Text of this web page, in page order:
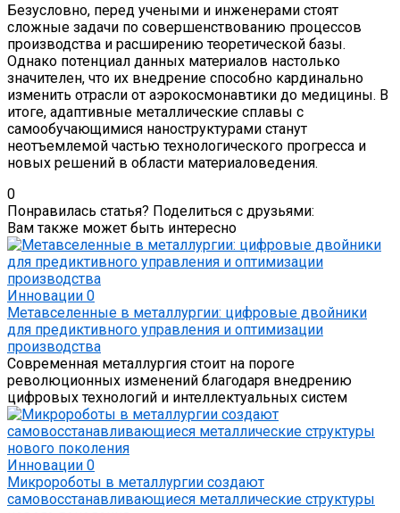
Безусловно, перед учеными и инженерами стоят
сложные задачи по совершенствованию процессов
производства и расширению теоретической базы.
Однако потенциал данных материалов настолько
значителен, что их внедрение способно кардинально
изменить отрасли от аэрокосмонавтики до медицины. В
итоге, адаптивные металлические сплавы с
самообучающимися наноструктурами станут
неотъемлемой частью технологического прогресса и
новых решений в области материаловедения.
0
Понравилась статья? Поделиться с друзьями:
Вам также может быть интересно
Инновации 0
Метавселенные в металлургии: цифровые двойники
для предиктивного управления и оптимизации
производства
Современная металлургия стоит на пороге
революционных изменений благодаря внедрению
цифровых технологий и интеллектуальных систем
Инновации 0
Микророботы в металлургии создают
самовосстанавливающиеся металлические структуры